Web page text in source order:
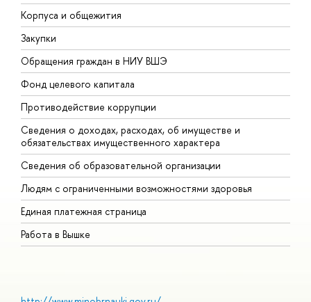
Корпуса и общежития
Закупки
Обращения граждан в НИУ ВШЭ
Фонд целевого капитала
Противодействие коррупции
Сведения о доходах, расходах, об имуществе и
обязательствах имущественного характера
Сведения об образовательной организации
Людям с ограниченными возможностями здоровья
Единая платежная страница
Работа в Вышке